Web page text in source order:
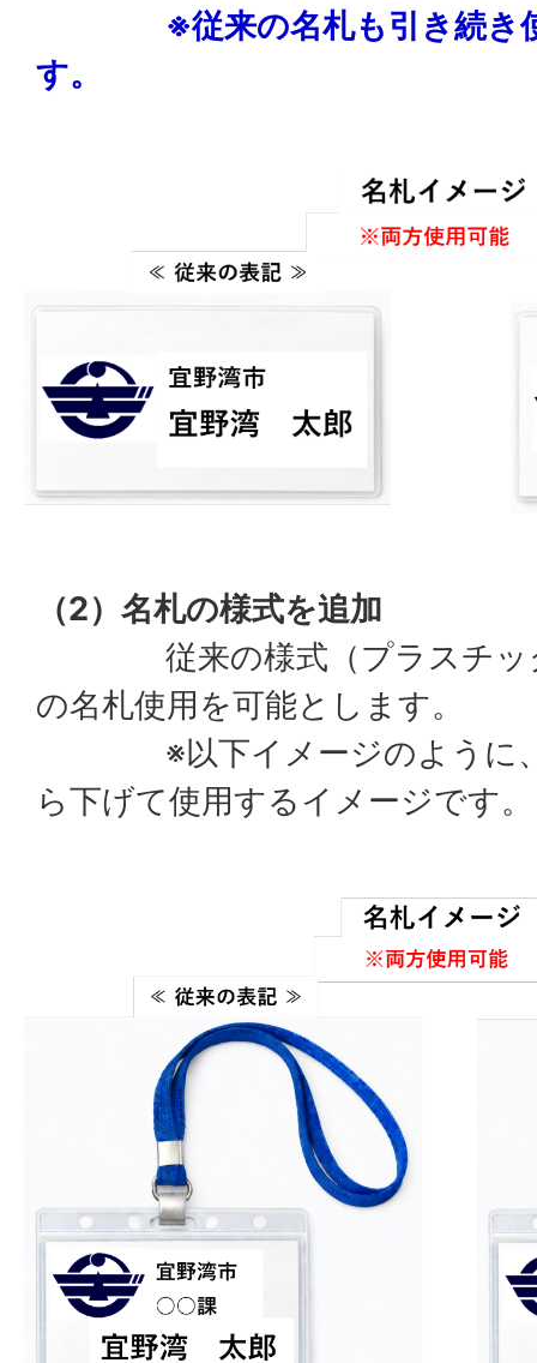
※従来の名札も引き続き
す。
（2）名札の様式を追加
従来の様式（プラスチック
の名札使用を可能とします。
※以下イメージのように、
ら下げて使用するイメージです。